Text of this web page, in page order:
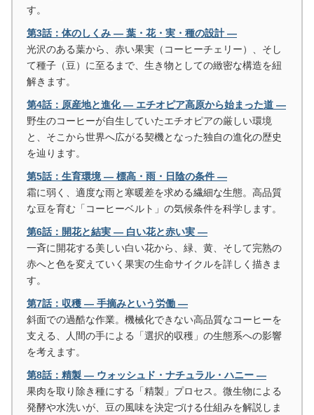
す。
第3話：体のしくみ ― 葉・花・実・種の設計 ―
光沢のある葉から、赤い果実（コーヒーチェリー）、そし
て種子（豆）に至るまで、生き物としての緻密な構造を紐
解きます。
第4話：原産地と進化 ― エチオピア高原から始まった道 ―
野生のコーヒーが自生していたエチオピアの厳しい環境
と、そこから世界へ広がる契機となった独自の進化の歴史
を辿ります。
第5話：生育環境 ― 標高・雨・日陰の条件 ―
霜に弱く、適度な雨と寒暖差を求める繊細な生態。高品質
な豆を育む「コーヒーベルト」の気候条件を科学します。
第6話：開花と結実 ― 白い花と赤い実 ―
一斉に開花する美しい白い花から、緑、黄、そして完熟の
赤へと色を変えていく果実の生命サイクルを詳しく描きま
す。
第7話：収穫 ― 手摘みという労働 ―
斜面での過酷な作業。機械化できない高品質なコーヒーを
支える、人間の手による「選択的収穫」の生態系への影響
を考えます。
第8話：精製 ― ウォッシュド・ナチュラル・ハニー ―
果肉を取り除き種にする「精製」プロセス。微生物による
発酵や水洗いが、豆の風味を決定づける仕組みを解説しま